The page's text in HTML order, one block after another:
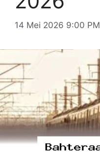
14 Mei 2026 9:00 PM